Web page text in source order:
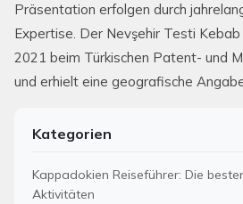
Präsentation erfolgen durch
Expertise. Der Nevşehir Testi
2021 beim Türkischen Patent- und
und erhielt eine geografische
Kategorien
Kappadokien Reiseführer: Die
Aktivitäten